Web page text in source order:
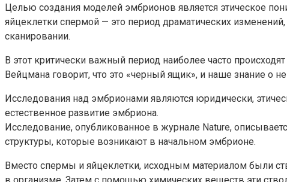
Целью создания моделей эмбрионов является этическое
яйцеклетки спермой — это период драматических
сканировании.
В этот критически важный период наиболее часто
Вейцмана говорит, что это «черный ящик», и наше знание о
Исследования над эмбрионами являются юридически,
естественное развитие эмбриона.
Исследование, опубликованное в журнале Nature,
структуры, которые возникают в начальном эмбрионе.
Вместо спермы и яйцеклетки, исходным материалом были